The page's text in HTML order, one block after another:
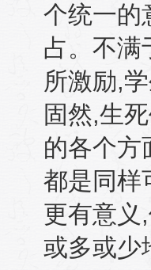
个统一的
占。不满
所激励,
固然,生
的各个方
都是同样
更有意义 ,
或多或少